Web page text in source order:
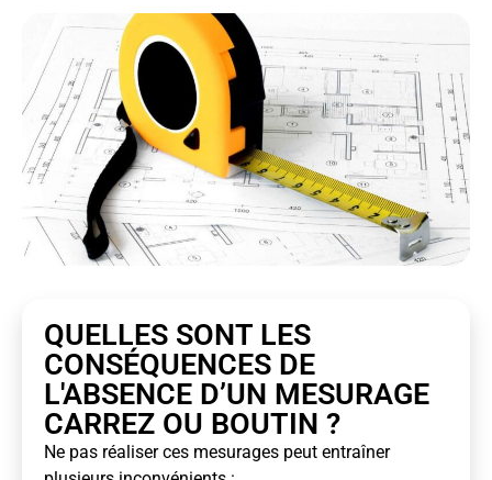
QUELLES SONT LES
CONSÉQUENCES DE
L'ABSENCE D’UN MESURAGE
CARREZ OU BOUTIN ?
Ne pas réaliser ces mesurages peut entraîner